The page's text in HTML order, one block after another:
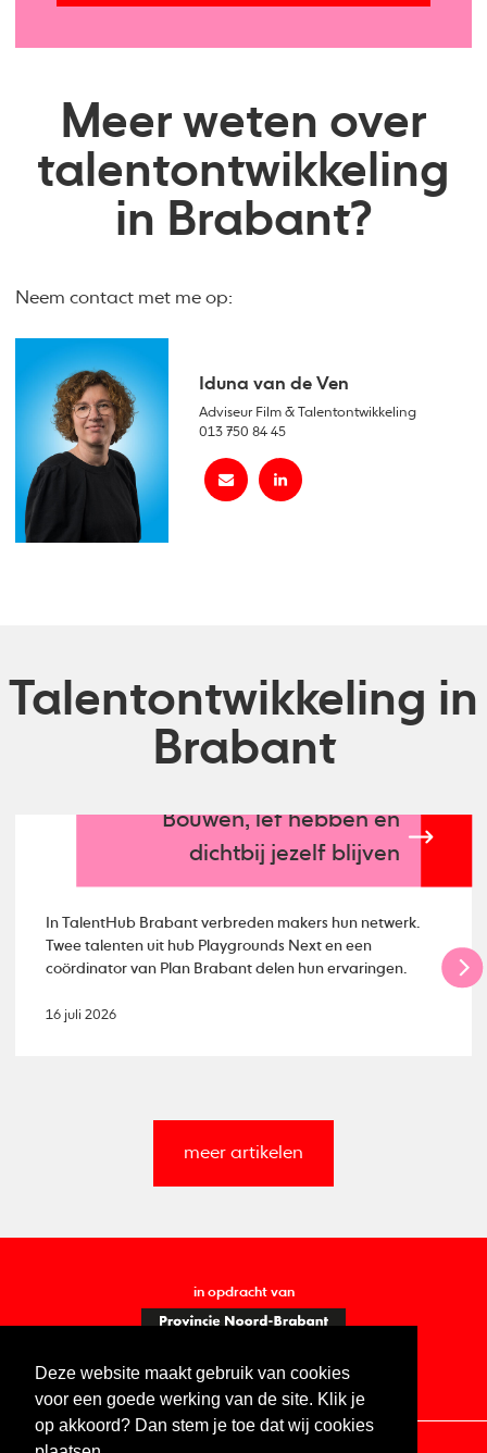
Deze website maakt gebruik van cookies
voor een goede werking van de site. Klik je
op akkoord? Dan stem je toe dat wij cookies
Meer weten over
talentontwikkeling
in Brabant?
Neem contact met me op:
Iduna van de Ven
Adviseur Film & Talentontwikkeling
013 750 84 45
Talentontwikkeling in
Brabant
Bouwen, lef hebben en
dichtbij jezelf blijven
In TalentHub Brabant verbreden makers hun netwerk.
Twee talenten uit hub Playgrounds Next en een
coördinator van Plan Brabant delen hun ervaringen.
16 juli 2026
meer artikelen
in opdracht van